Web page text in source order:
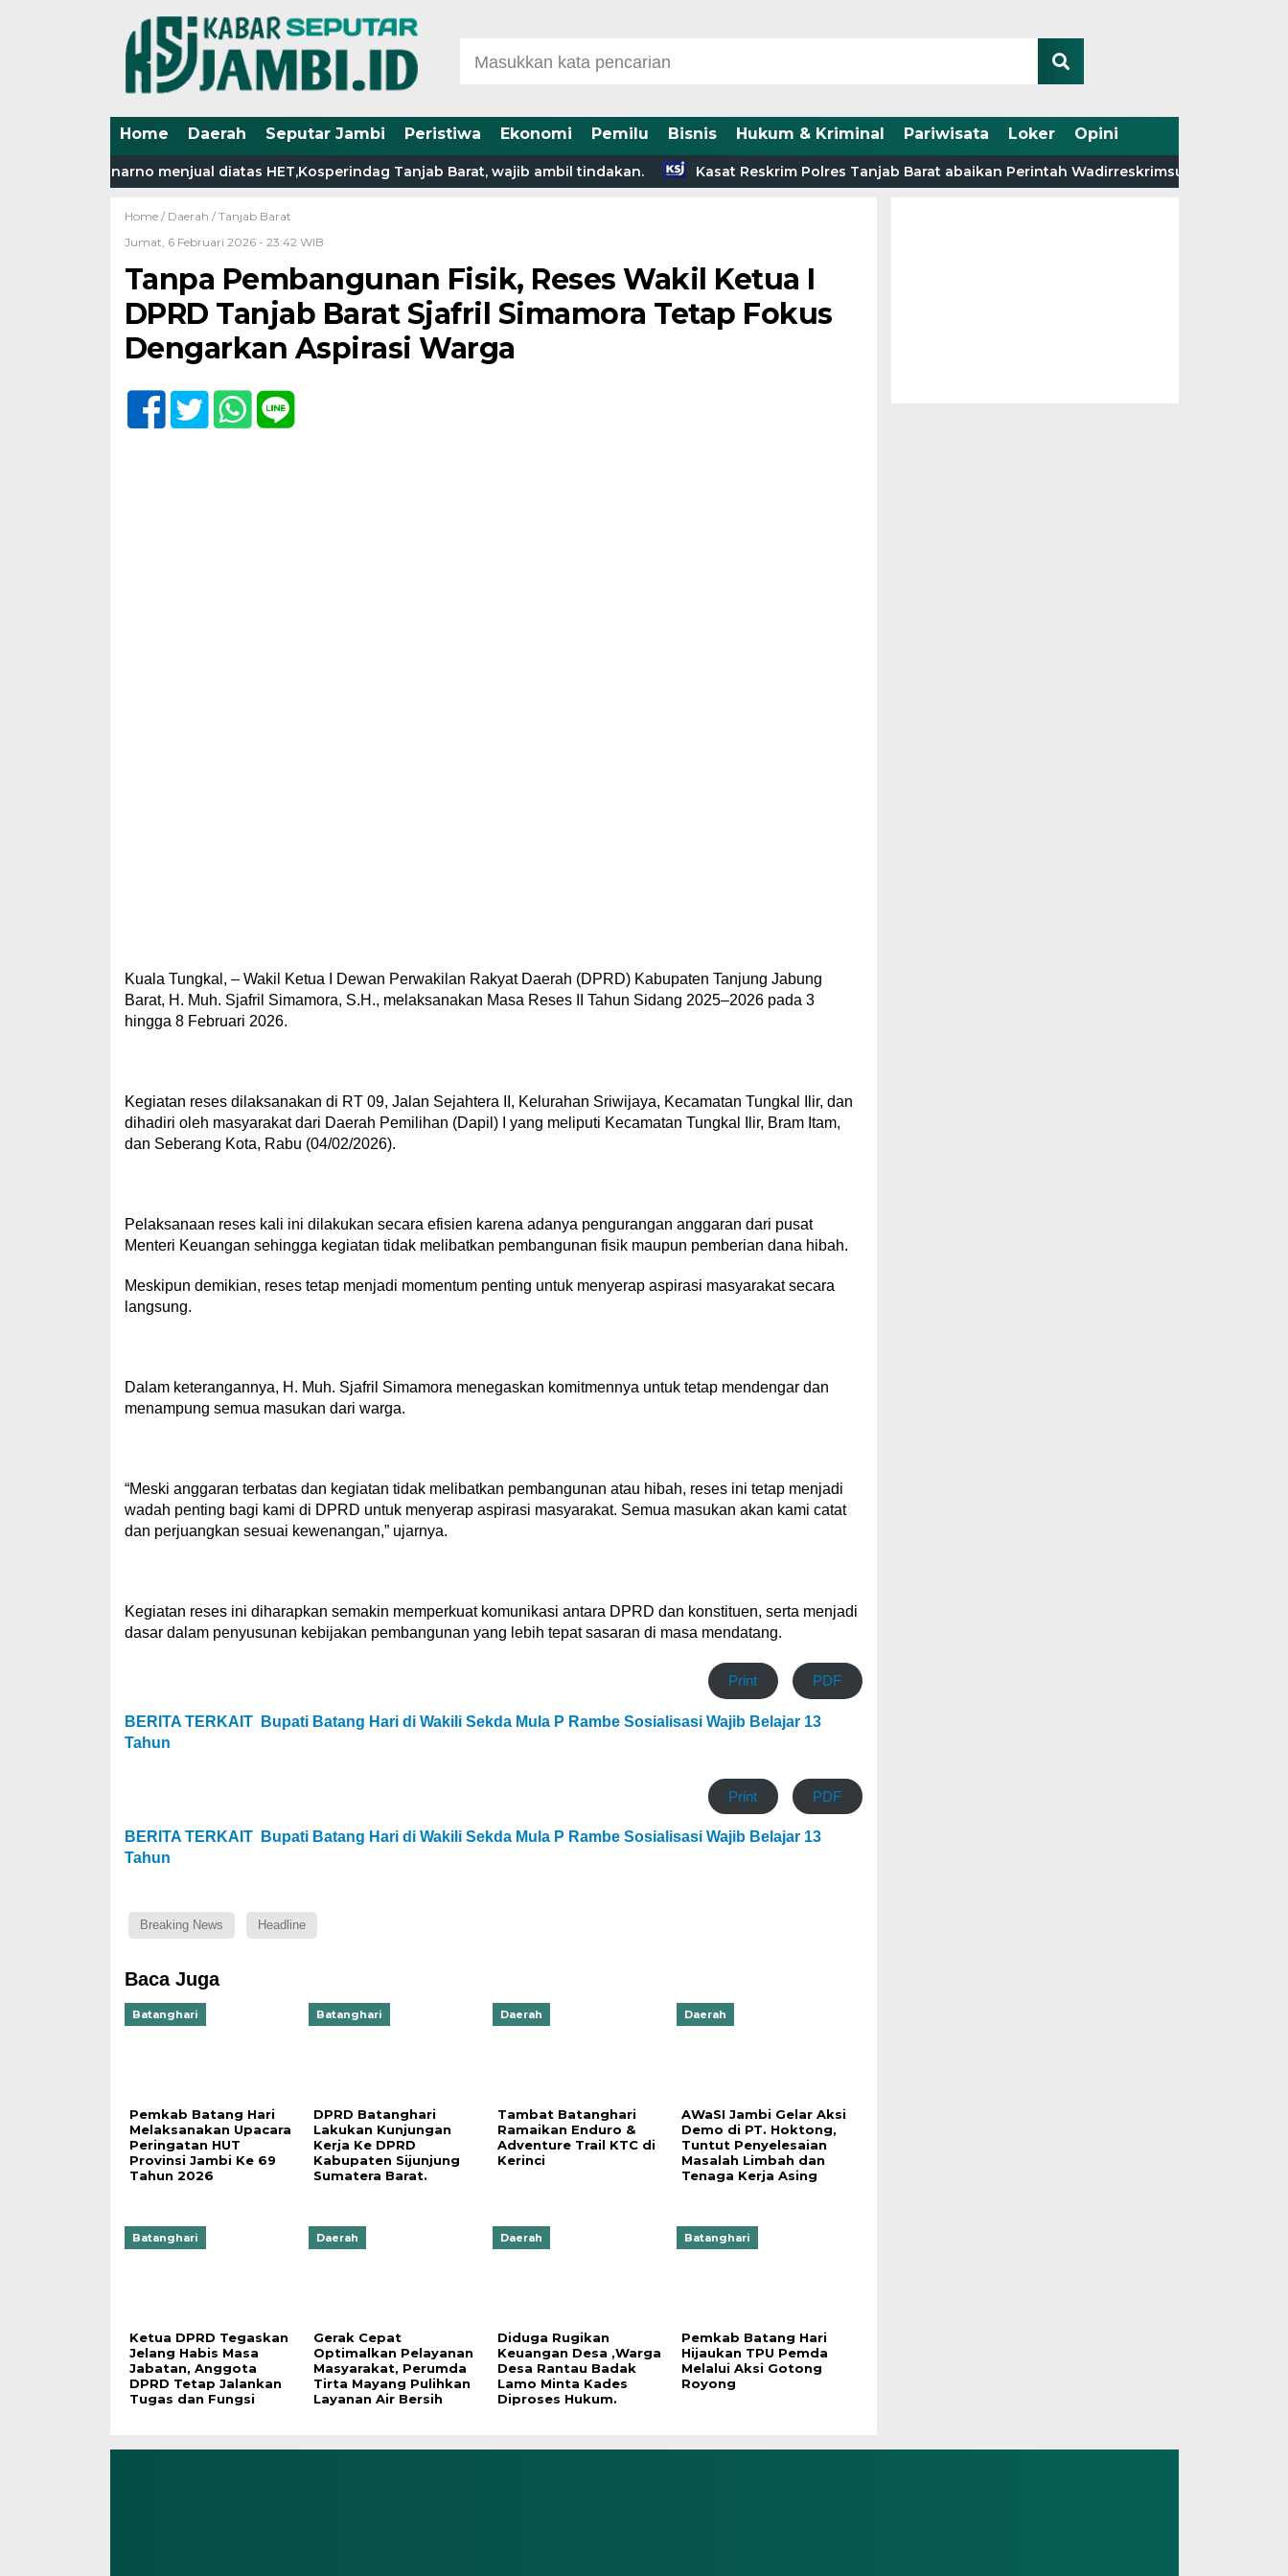
Home Daerah Seputar Jambi Peristiwa Ekonomi Pemilu Bisnis Hukum & Kriminal Pariwisata Loker Opini
Sunarno menjual diatas HET,Kosperindag Tanjab Barat, wajib ambil tindakan. Kasat Reskrim Polres Tanjab Barat abaikan Perintah Wadirreskrimsus Polda Jambi.
Home / Daerah / Tanjab Barat
Jumat, 6 Februari 2026 - 23:42 WIB
Tanpa Pembangunan Fisik, Reses Wakil Ketua I
DPRD Tanjab Barat Sjafril Simamora Tetap Fokus
Dengarkan Aspirasi Warga
Kuala Tungkal, – Wakil Ketua I Dewan Perwakilan Rakyat Daerah (DPRD) Kabupaten Tanjung Jabung
Barat, H. Muh. Sjafril Simamora, S.H., melaksanakan Masa Reses II Tahun Sidang 2025–2026 pada 3
hingga 8 Februari 2026.
Kegiatan reses dilaksanakan di RT 09, Jalan Sejahtera II, Kelurahan Sriwijaya, Kecamatan Tungkal Ilir, dan
dihadiri oleh masyarakat dari Daerah Pemilihan (Dapil) I yang meliputi Kecamatan Tungkal Ilir, Bram Itam,
dan Seberang Kota, Rabu (04/02/2026).
Pelaksanaan reses kali ini dilakukan secara efisien karena adanya pengurangan anggaran dari pusat
Menteri Keuangan sehingga kegiatan tidak melibatkan pembangunan fisik maupun pemberian dana hibah.
Meskipun demikian, reses tetap menjadi momentum penting untuk menyerap aspirasi masyarakat secara
langsung.
Dalam keterangannya, H. Muh. Sjafril Simamora menegaskan komitmennya untuk tetap mendengar dan
menampung semua masukan dari warga.
“Meski anggaran terbatas dan kegiatan tidak melibatkan pembangunan atau hibah, reses ini tetap menjadi
wadah penting bagi kami di DPRD untuk menyerap aspirasi masyarakat. Semua masukan akan kami catat
dan perjuangkan sesuai kewenangan,” ujarnya.
Kegiatan reses ini diharapkan semakin memperkuat komunikasi antara DPRD dan konstituen, serta menjadi
dasar dalam penyusunan kebijakan pembangunan yang lebih tepat sasaran di masa mendatang.
Print PDF
BERITA TERKAIT
Bupati Batang Hari di Wakili Sekda Mula P Rambe Sosialisasi Wajib Belajar 13
Tahun
Print PDF
BERITA TERKAIT
Bupati Batang Hari di Wakili Sekda Mula P Rambe Sosialisasi Wajib Belajar 13
Tahun
Breaking News Headline
Baca Juga
Batanghari
Pemkab Batang Hari
Melaksanakan Upacara
Peringatan HUT
Provinsi Jambi Ke 69
Tahun 2026
Batanghari
DPRD Batanghari
Lakukan Kunjungan
Kerja Ke DPRD
Kabupaten Sijunjung
Sumatera Barat.
Daerah
Tambat Batanghari
Ramaikan Enduro &
Adventure Trail KTC di
Kerinci
Daerah
AWaSI Jambi Gelar Aksi
Demo di PT. Hoktong,
Tuntut Penyelesaian
Masalah Limbah dan
Tenaga Kerja Asing
Batanghari
Ketua DPRD Tegaskan
Jelang Habis Masa
Jabatan, Anggota
DPRD Tetap Jalankan
Tugas dan Fungsi
Daerah
Gerak Cepat
Optimalkan Pelayanan
Masyarakat, Perumda
Tirta Mayang Pulihkan
Layanan Air Bersih
Daerah
Diduga Rugikan
Keuangan Desa ,Warga
Desa Rantau Badak
Lamo Minta Kades
Diproses Hukum.
Batanghari
Pemkab Batang Hari
Hijaukan TPU Pemda
Melalui Aksi Gotong
Royong